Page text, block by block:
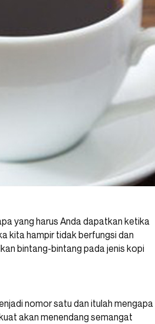
yang harus Anda dapatkan ketika
kita hampir tidak berfungsi dan
bintang-bintang pada jenis kopi
nomor satu dan itulah mengapa
akan menendang semangat